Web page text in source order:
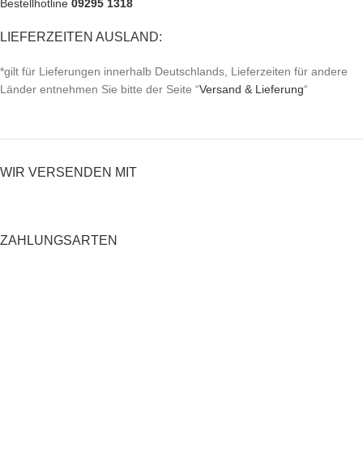
Bestellhotline 09295 1318
LIEFERZEITEN AUSLAND:
*gilt für Lieferungen innerhalb Deutschlands, Lieferzeiten für andere
Länder entnehmen Sie bitte der Seite “Versand & Lieferung“
WIR VERSENDEN MIT
ZAHLUNGSARTEN